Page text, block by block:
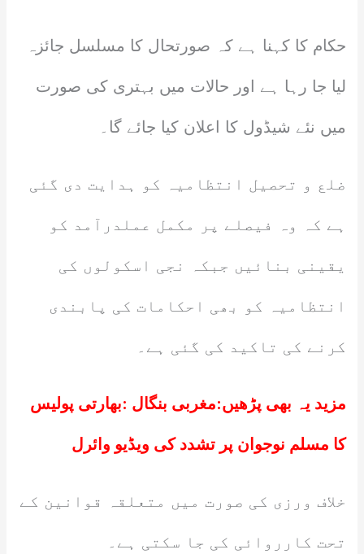
حکام کا کہنا ہے کہ صورتحال کا مسلسل جائزہ
لیا جا رہا ہے اور حالات میں بہتری کی صورت
میں نئے شیڈول کا اعلان کیا جائے گا۔
ضلع و تحصیل انتظامیہ کو ہدایت دی گئی
ہے کہ وہ فیصلے پر مکمل عملدرآمد کو
یقینی بنائیں جبکہ نجی اسکولوں کی
انتظامیہ کو بھی احکامات کی پابندی
کرنے کی تاکید کی گئی ہے۔
مزید یہ بھی پڑھیں:مغربی بنگال :بھارتی پولیس
کا مسلم نوجوان پر تشدد کی ویڈیو وائرل
خلاف ورزی کی صورت میں متعلقہ قوانین کے
تحت کارروائی کی جا سکتی ہے۔